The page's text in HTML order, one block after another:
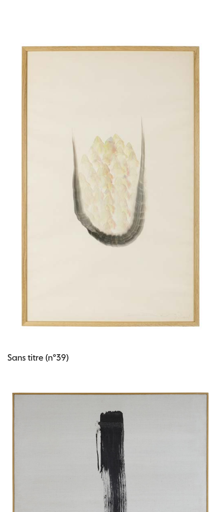
Sans titre (n°39)
Vous aimerez peut-être les oeuvres